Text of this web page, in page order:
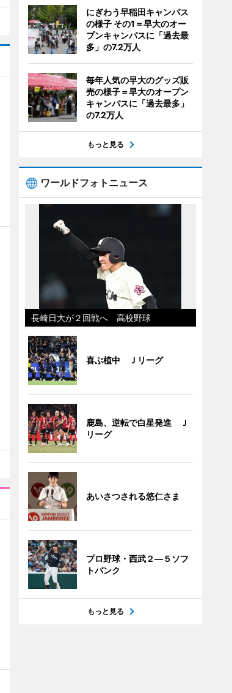
にぎわう早稲田キャンパス
の様子 その1＝早大のオー
プンキャンパスに「過去最
多」の7.2万人
毎年人気の早大のグッズ販
売の様子＝早大のオープン
キャンパスに「過去最多」
の7.2万人
もっと見る
ワールドフォトニュース
長崎日大が２回戦へ 高校野球
喜ぶ植中 Ｊリーグ
鹿島、逆転で白星発進 Ｊ
リーグ
あいさつされる悠仁さま
プロ野球・西武２―５ソフ
トバンク
もっと見る